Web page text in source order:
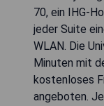
70, ein IHG-
jeder Suite
WLAN. Die
Minuten mit
kostenloses
angeboten.